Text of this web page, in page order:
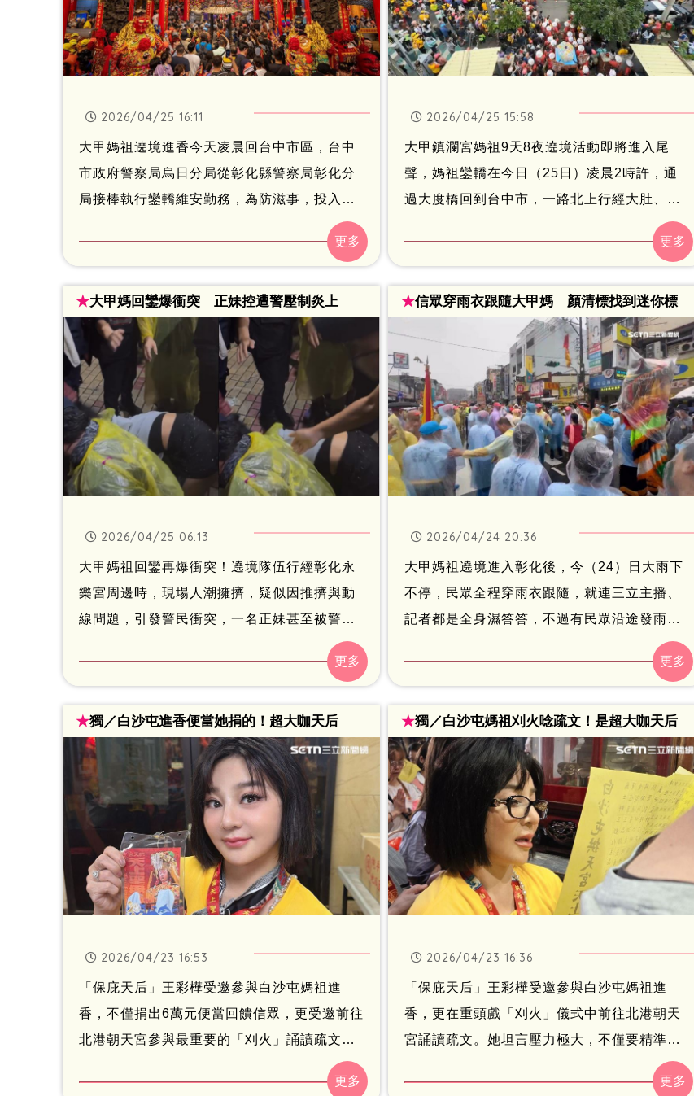
2026/04/25 16:11
大甲媽祖遶境進香今天凌晨回台中市區，台中
市政府警察局烏日分局從彰化縣警察局彰化分
局接棒執行鑾轎維安勤務，為防滋事，投入
161名警力，及協勤民力92名協助交通管制。
2026/04/25 15:58
大甲鎮瀾宮媽祖9天8夜遶境活動即將進入尾
聲，媽祖鑾轎在今日（25日）凌晨2時許，通
過大度橋回到台中市，一路北上行經大肚、龍
井，並於今日下午1時38分，在烏日分局龍井
分駐所前方，與北港朝天宮媽祖、梧棲浩天宮
也讓信眾驚喜不已，現場聚集萬人爭睹「迎媽
★大甲媽回鑾爆衝突 正妹控遭警壓制炎上
2026/04/25 06:13
大甲媽祖回鑾再爆衝突！遶境隊伍行經彰化永
樂宮周邊時，現場人潮擁擠，疑似因推擠與動
線問題，引發警民衝突，一名正妹甚至被警方
壓制在地，畫面在社群平台Threads上曝光
後，引發熱議。正妹甚至發文控訴警察，「我
★信眾穿雨衣跟隨大甲媽 顏清標找到迷你標
2026/04/24 20:36
大甲媽祖遶境進入彰化後，今（24）日大雨下
不停，民眾全程穿雨衣跟隨，就連三立主播、
記者都是全身濕答答，不過有民眾沿途發雨衣
結緣品。另外大甲鎮瀾宮董事長顏清標與學童
合照時，意外找到迷你版的自己，笑翻全場。
★獨／白沙屯進香便當她捐的！超大咖天后
2026/04/23 16:53
「保庇天后」王彩樺受邀參與白沙屯媽祖進
香，不僅捐出6萬元便當回饋信眾，更受邀前往
北港朝天宮參與最重要的「刈火」誦讀疏文儀
式。她坦言壓力爆棚，甚至為了長時間誦讀做
好「包尿布上陣」的準備，直呼「比演出壓力
★獨／白沙屯媽祖刈火唸疏文！是超大咖天后
2026/04/23 16:36
「保庇天后」王彩樺受邀參與白沙屯媽祖進
香，更在重頭戲「刈火」儀式中前往北港朝天
宮誦讀疏文。她坦言壓力極大，不僅要精準唸
出大量信眾姓名，還需長時間無法離席，甚至
做好「包尿布上陣」的準備，直呼「比演出壓